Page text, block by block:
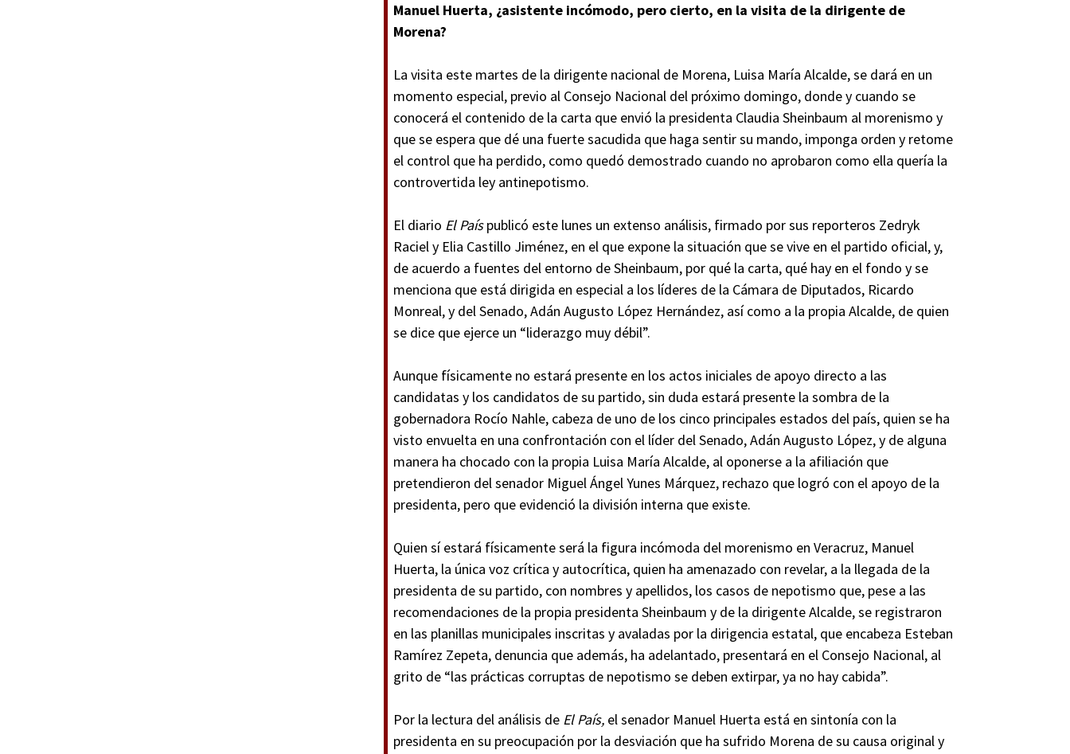
Manuel Huerta, ¿asistente incómodo, pero cierto, en la visita de la dirigente de
Morena?
La visita este martes de la dirigente nacional de Morena, Luisa María Alcalde, se dará en un
momento especial, previo al Consejo Nacional del próximo domingo, donde y cuando se
conocerá el contenido de la carta que envió la presidenta Claudia Sheinbaum al morenismo y
que se espera que dé una fuerte sacudida que haga sentir su mando, imponga orden y retome
el control que ha perdido, como quedó demostrado cuando no aprobaron como ella quería la
controvertida ley antinepotismo.
El diario El Paíspublicó este lunes un extenso análisis, firmado por sus reporteros Zedryk
Raciel y Elia Castillo Jiménez, en el que expone la situación que se vive en el partido oficial, y,
de acuerdo a fuentes del entorno de Sheinbaum, por qué la carta, qué hay en el fondo y se
menciona que está dirigida en especial a los líderes de la Cámara de Diputados, Ricardo
Monreal, y del Senado, Adán Augusto López Hernández, así como a la propia Alcalde, de quien
se dice que ejerce un “liderazgo muy débil”.
Aunque físicamente no estará presente en los actos iniciales de apoyo directo a las
candidatas y los candidatos de su partido, sin duda estará presente la sombra de la
gobernadora Rocío Nahle, cabeza de uno de los cinco principales estados del país, quien se ha
visto envuelta en una confrontación con el líder del Senado, Adán Augusto López, y de alguna
manera ha chocado con la propia Luisa María Alcalde, al oponerse a la afiliación que
pretendieron del senador Miguel Ángel Yunes Márquez, rechazo que logró con el apoyo de la
presidenta, pero que evidenció la división interna que existe.
Quien sí estará físicamente será la figura incómoda del morenismo en Veracruz, Manuel
Huerta, la única voz crítica y autocrítica, quien ha amenazado con revelar, a la llegada de la
presidenta de su partido, con nombres y apellidos, los casos de nepotismo que, pese a las
recomendaciones de la propia presidenta Sheinbaum y de la dirigente Alcalde, se registraron
en las planillas municipales inscritas y avaladas por la dirigencia estatal, que encabeza Esteban
Ramírez Zepeta, denuncia que además, ha adelantado, presentará en el Consejo Nacional, al
grito de “las prácticas corruptas de nepotismo se deben extirpar, ya no hay cabida”.
Por la lectura del análisis de El País, el senador Manuel Huerta está en sintonía con la
presidenta en su preocupación por la desviación que ha sufrido Morena de su causa original y